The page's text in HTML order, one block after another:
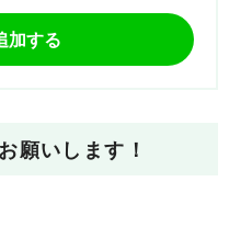
加する
願いします！